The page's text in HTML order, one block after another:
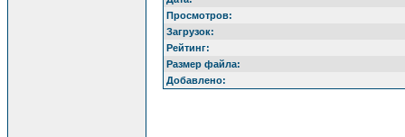
Просмотров:
Загрузок:
Рейтинг:
Размер файла:
Добавлено: